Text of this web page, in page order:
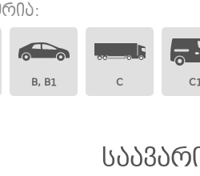
B, B1 C